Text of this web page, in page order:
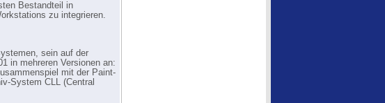
Bestandteil in
zu integrieren.
sein auf der
in mehreren Versionen an:
mit der Paint-
System CLL (Central